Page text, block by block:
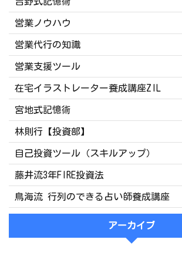
営業ノウハウ
営業代行の知識
営業支援ツール
在宅イラストレーター養成講座ZIL
宮地式記憶術
林則行【投資部】
自己投資ツール（スキルアップ）
藤井流3年FIRE投資法
鳥海流 行列のできる占い師養成講座
アーカイブ